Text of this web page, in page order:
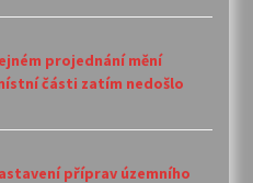
projednání mění
části zatím nedošlo
příprav územního